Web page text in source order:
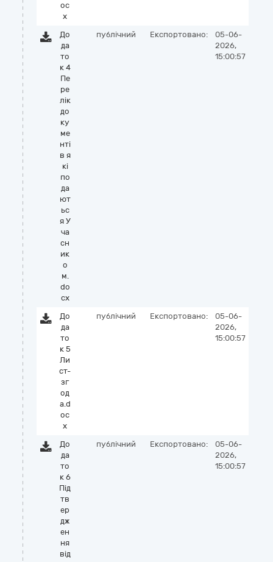
oc
x
До
да
то
к 4
Пе
ре
лік
до
ку
ме
нті
в я
кі
по
да
ют
ьс
я У
ча
сн
ик
о
м.
do
cx
публічний Експортовано:
05-06-
2026,
15:00:57
До
да
то
к 5
Ли
ст-
зг
од
а.d
oc
x
публічний Експортовано:
05-06-
2026,
15:00:57
До
да
то
к 6
Під
тв
ер
дж
ен
ня
від
публічний Експортовано:
05-06-
2026,
15:00:57